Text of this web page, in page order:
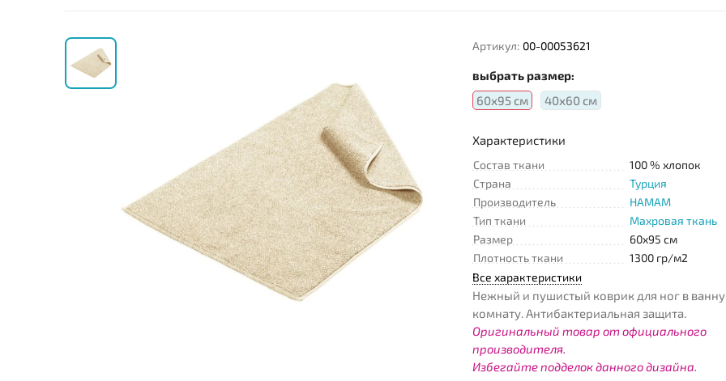
Артикул: 00-00053621
выбрать размер:
60х95 см
40х60 см
Характеристики
Состав ткани
100 % хлопок
Страна
Турция
Производитель
HAMAM
Тип ткани
Махровая ткань
Размер
60x95 см
Плотность ткани
1300 гр/м2
Все характеристики
Нежный и пушистый коврик для ног в
комнату. Антибактериальная защита.
Оригинальный товар от официального
производителя.
Избегайте подделок данного дизайна.